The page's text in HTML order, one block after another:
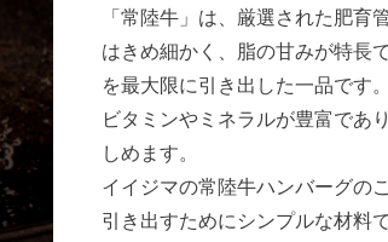
「常陸牛」は、厳選された肥
はきめ細かく、脂の甘みが特長
を最大限に引き出した一品です。
ビタミンやミネラルが豊富であ
しめます。
イイジマの常陸牛ハンバーグの
引き出すためにシンプルな材料